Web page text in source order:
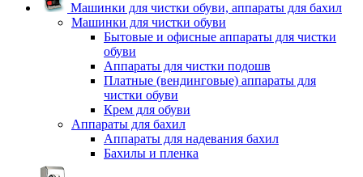
Машинки для чистки обуви, аппараты для бахил
Машинки для чистки обуви
Бытовые и офисные аппараты для чистки
обуви
Аппараты для чистки подошв
Платные (вендинговые) аппараты для
чистки обуви
Крем для обуви
Аппараты для бахил
Аппараты для надевания бахил
Бахилы и пленка